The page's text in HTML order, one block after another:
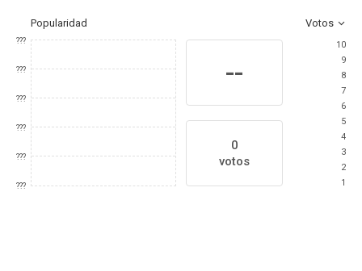
Popularidad Votos
???
???
???
???
???
???
--
0
votos
10
9
8
7
6
5
4
3
2
1